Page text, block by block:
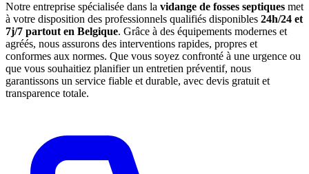
Notre entreprise spécialisée dans la vidange de fosses septiques met
à votre disposition des professionnels qualifiés disponibles 24h/24 et
7j/7 partout en Belgique. Grâce à des équipements modernes et
agréés, nous assurons des interventions rapides, propres et
conformes aux normes. Que vous soyez confronté à une urgence ou
que vous souhaitiez planifier un entretien préventif, nous
garantissons un service fiable et durable, avec devis gratuit et
transparence totale.